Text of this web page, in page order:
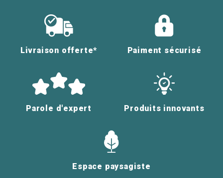
Livraison offerte* Paiment sécurisé
Parole d'expert Produits innovants
Espace paysagiste